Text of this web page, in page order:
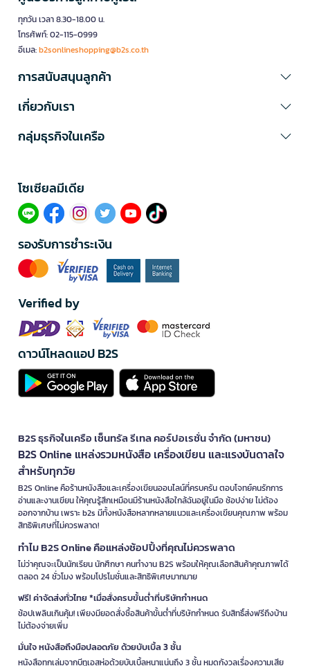
ทุกวัน เวลา 8.30-18.00 น.
โทรศัพท์: 02-115-0999
อีเมล:b2sonlineshopping@b2s.co.th
การสนับสนุนลูกค้า
เกี่ยวกับเรา
กลุ่มธุรกิจในเครือ
โซเซียลมีเดีย​
รองรับการชำระเงิน
Verified by
ดาวน์โหลดแอป B2S
B2S ธุรกิจในเครือ เซ็นทรัล รีเทล คอร์ปอเรชั่น จำกัด (มหาชน)
B2S Online แหล่งรวมหนังสือ เครื่องเขียน และแรงบันดาลใจ
สำหรับทุกวัย
B2S Online คือร้านหนังสือและเครื่องเขียนออนไลน์ที่ครบครัน ตอบโจทย์คนรักการ
อ่านและงานเขียน ให้คุณรู้สึกเหมือนมีร้านหนังสือใกล้ฉันอยู่ในมือ ช้อปง่าย ไม่ต้อง
ออกจากบ้าน เพราะ b2s มีทั้งหนังสือหลากหลายแนวและเครื่องเขียนคุณภาพ พร้อม
สิทธิพิเศษที่ไม่ควรพลาด!
ทำไม B2S Online คือแหล่งช้อปปิ้งที่คุณไม่ควรพลาด
ไม่ว่าคุณจะเป็นนักเรียน นักศึกษา คนทำงาน B2S พร้อมให้คุณเลือกสินค้าคุณภาพได้
ตลอด 24 ชั่วโมง พร้อมโปรโมชั่นและสิทธิพิเศษมากมาย
ฟรี! ค่าจัดส่งทั่วไทย *เมื่อสั่งครบขั้นต่ำที่บริษัทกำหนด
ช้อปเพลินเกินคุ้ม! เพียงมียอดสั่งซื้อสินค้าขั้นต่ำที่บริษัทกำหนด รับสิทธิ์ส่งฟรีถึงบ้าน
ไม่ต้องจ่ายเพิ่ม
มั่นใจ หนังสือถึงมือปลอดภัย ด้วยบับเบิ้ล 3 ชั้น
หนังสือทุกเล่มจากบีทูเอสห่อด้วยบับเบิ้ลหนาแน่นถึง 3 ชั้น หมดกังวลเรื่องความเสีย